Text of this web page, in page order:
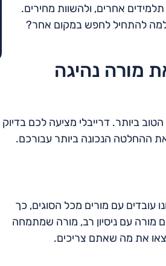
אחרים, ולהשוות מחירים.
למה להתחיל לחפש במקום אחר?
מורה נהיגה
ביותר. דרייבלי מציעה לכם בדיוק
ההחלטה הנכונה ביותר עבורכם.
עובדים עם מורים מכל הסוגים, כך
עם ניסיון רב, מורה שמתמחה
את מה שאתם צריכים.